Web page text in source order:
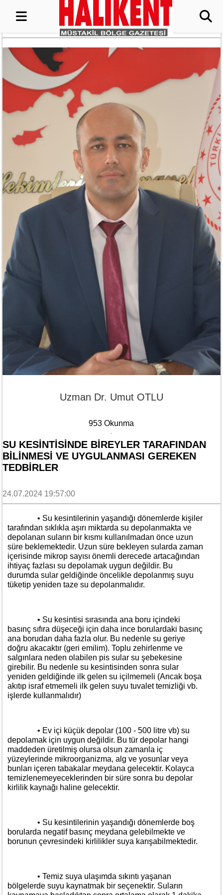
Uzman Dr. Umut OTLU
953 Okunma
SU KESINTISINDE BIREYLER TARAFINDAN
BILINMESI VE UYGULANMASI GEREKEN
TEDBIRLER
24.07.2024 19:57:00
• Su kesintilerinin yaşandığı dönemlerde kişiler
tarafından sıklıkla aşırı miktarda su depolanmakta ve
depolanan suların bir kısmı kullanılmadan önce uzun
süre beklemektedir. Uzun süre bekleyen sularda zaman
içerisinde mikrop sayısı önemli derecede artacağından
ihtiyaç fazlası su depolamak uygun değildir. Bu
durumda sular geldiğinde öncelikle depolanmış suyu
tüketip yeniden taze su depolanmalıdır.
• Su kesintisi sırasında ana boru içindeki
basınç sıfıra düşeceği için daha ince borulardaki basınç
ana borudan daha fazla olur. Bu nedenle su geriye
doğru akacaktır (geri emilim). Toplu zehirlenme ve
salgınlara neden olabilen pis sular su şebekesine
girebilir. Bu nedenle su kesintisinden sonra sular
yeniden geldiğinde ilk gelen su içilmemeli (Ancak boşa
akıtıp israf etmemeli ilk gelen suyu tuvalet temizliği vb.
işlerde kullanmalıdır)
• Ev içi küçük depolar (100 - 500 litre vb) su
depolamak için uygun değildir. Bu tür depolar hangi
maddeden üretilmiş olursa olsun zamanla iç
yüzeylerinde mikroorganizma, alg ve yosunlar veya
bunları içeren tabakalar meydana gelecektir. Kolayca
temizlenemeyeceklerinden bir süre sonra bu depolar
kirlilik kaynağı haline gelecektir.
• Su kesintilerinin yaşandığı dönemlerde boş
borularda negatif basınç meydana gelebilmekte ve
borunun çevresindeki kirlilikler suya karışabilmektedir.
• Temiz suya ulaşımda sıkıntı yaşanan
bölgelerde suyu kaynatmak bir seçenektir. Suların